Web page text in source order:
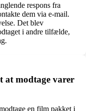
respons fra
dem via e-mail.
Det blev
i andre tilfælde,
at modtage varer
en film pakket i